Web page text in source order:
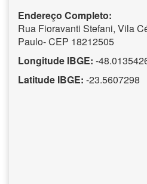
Endereço Completo:
Rua Fioravanti Stefani, Vila
Paulo- CEP 18212505
Longitude IBGE: -
Latitude IBGE: -23.5607298